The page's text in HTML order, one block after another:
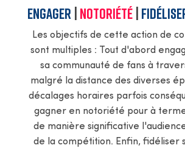
ENGAGER Notoriété
Les objectifs de cette action de
sont multiples : Tout d'abord
sa communauté de fans à
malgré la distance des diverses
décalages horaires parfois
gagner en notoriété pour à
de manière significative
de la compétition. Enfin, fidéliser